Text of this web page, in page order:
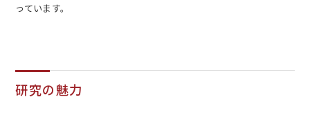
っています。
研究の魅力